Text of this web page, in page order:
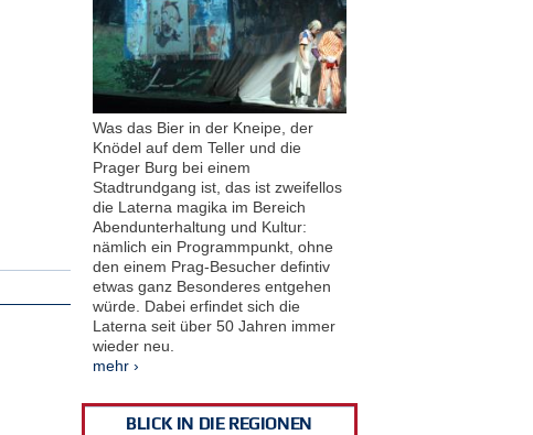
Was das Bier in der Kneipe, der
Knödel auf dem Teller und die
Prager Burg bei einem
Stadtrundgang ist, das ist zweifellos
die Laterna magika im Bereich
Abendunterhaltung und Kultur:
nämlich ein Programmpunkt, ohne
den einem Prag-Besucher defintiv
etwas ganz Besonderes entgehen
würde. Dabei erfindet sich die
Laterna seit über 50 Jahren immer
wieder neu.
mehr ›
BLICK IN DIE REGIONEN